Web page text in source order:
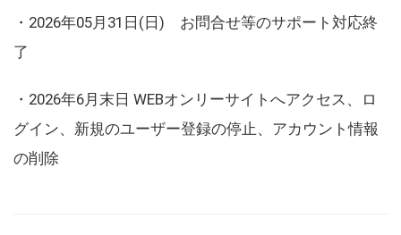
・2026年05月31日(日) お問合せ等のサポート対応終
了
・2026年6月末日 WEBオンリーサイトへアクセス、ロ
グイン、新規のユーザー登録の停止、アカウント情報
の削除